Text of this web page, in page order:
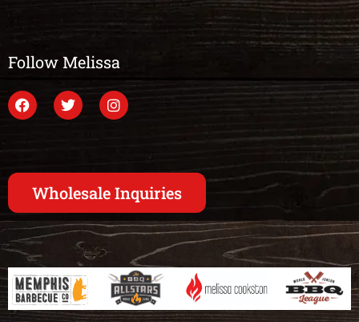
Follow Melissa
Wholesale Inquiries